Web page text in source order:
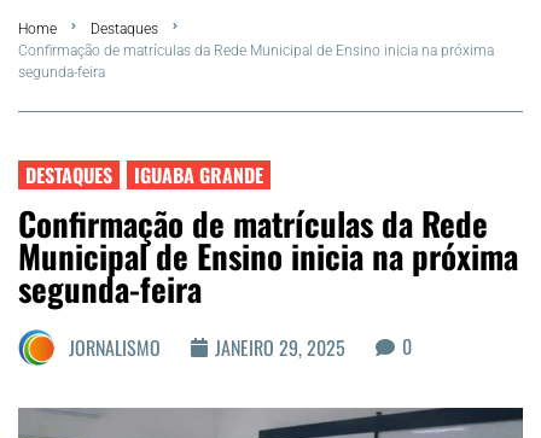
FLA Araru 2026
Araruama
Região dos Lagos
Agenda Cultural
Colunistas
Matérias Exclusivas
Home
Destaques
Confirmação de matrículas da Rede Municipal de Ensino inicia na próxima
segunda-feira
DESTAQUES IGUABA GRANDE
Confirmação de matrículas da Rede
Municipal de Ensino inicia na próxima
segunda-feira
JORNALISMO JANEIRO 29, 2025 0